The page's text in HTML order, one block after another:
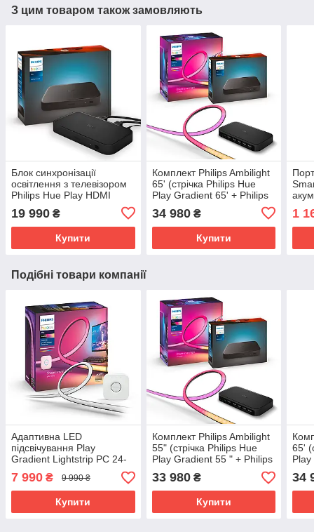
З цим товаром також замовляють
Блок синхронізації
освітлення з телевізором
Philips Hue Play HDMI
19 990 ₴
Купити
Комплект Philips Ambilight
65' (стрічка Philips Hue
Play Gradient 65' + Philips
34 980₴
Купити
1
Подібні товари компанії
Адаптивна LED
підсвічування Play
Gradient Lightstrip PC 24-
27 дюймів + Блок
керування Philips Hue
Bridge
7 990 ₴ 9 990 ₴
Купити
Комплект Philips Ambilight
55" (стрічка Philips Hue
Play Gradient 55 " + Philips
Hue Sync Box 8k)
33 980₴
Купити
65'
Hue
34